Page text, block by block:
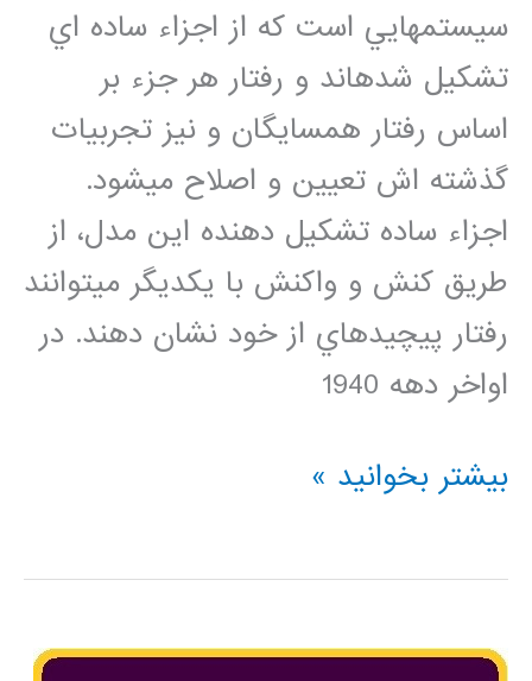
سيستمهايي است كه از اجزاء ساده اي
تشكيل شدهاند و رفتار هر جزء بر
اساس رفتار همسايگان و نيز تجربيات
گذشته اش تعيين و اصلاح ميشود.
اجزاء ساده تشكيل دهنده اين مدل، از
طريق كنش و واكنش با يكديگر ميتوانند
رفتار پيچيدهاي از خود نشان دهند. در
اواخر دهه 1940
دانلود
متلب
بیشتر بخوانید »